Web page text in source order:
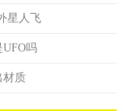
控制着这一切奇怪
星人飞
吗
材质